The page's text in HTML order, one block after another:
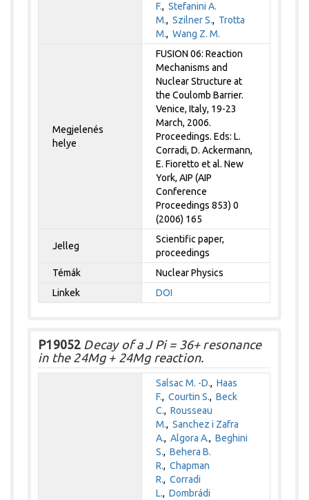
F.,Stefanini A.
M.,Szilner S., Trotta
M.,Wang Z. M.
Megjelenés
helye
FUSION 06: Reaction
Mechanisms and
Nuclear Structure at
the Coulomb Barrier.
Venice, Italy, 19-23
March, 2006.
Proceedings. Eds: L.
Corradi, D. Ackermann,
E. Fioretto et al. New
York, AIP (AIP
Conference
Proceedings 853) 0
(2006) 165
Jelleg
Scientific paper,
proceedings
Témák
Nuclear Physics
Linkek
DOI
P19052 Decay of a J Pi = 36+ resonance
in the 24Mg + 24Mg reaction.
Salsac M. -D.,Haas
F.,Courtin S.,Beck
C.,Rousseau
M.,Sanchez i Zafra
A.,Algora A.,Beghini
S.,Behera B.
R.,Chapman
R.,Corradi
L.,Dombrádi